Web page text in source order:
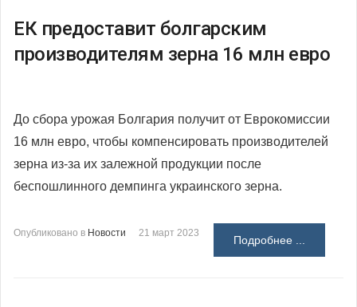
ЕК предоставит болгарским
производителям зерна 16 млн евро
До сбора урожая Болгария получит от Еврокомиссии
16 млн евро, чтобы компенсировать производителей
зерна из-за их залежной продукции после
беспошлинного демпинга украинского зерна.
Опубликовано в Новости 21 март 2023
Подробнее ...